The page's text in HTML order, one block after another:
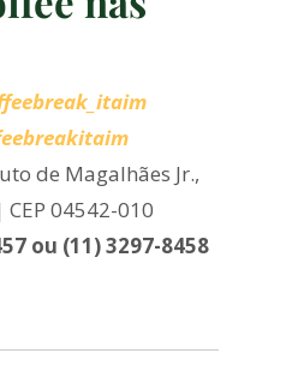
de Magalhães Jr.,
04542-010
ou (11) 3297-8458